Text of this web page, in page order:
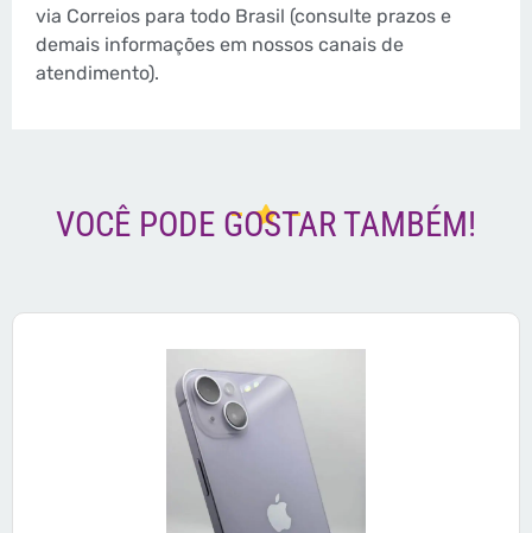
via Correios para todo Brasil (consulte prazos e
demais informações em nossos canais de
atendimento).
VOCÊ PODE GOSTAR TAMBÉM!